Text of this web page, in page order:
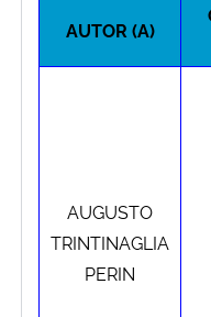
Ministério da Ciência,
Ministério do Meio Ambiente
AUTOR (A)
AUGUSTO
TRINTINAGLIA
PERIN